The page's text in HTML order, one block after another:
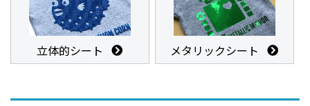
立体的シート メタリックシート